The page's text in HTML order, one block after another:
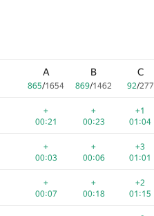
A
865/1654
B
869/1462
C
92/277
+
00:21
+
00:23
+1
01:04
+
00:03
+
00:06
+3
01:01
+
00:07
+
00:18
+2
01:15